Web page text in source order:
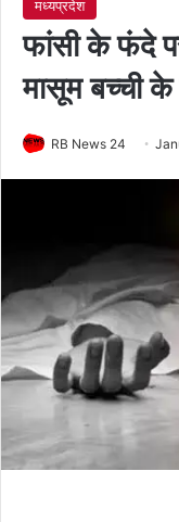
मध्यप्रदेश
फांसी के फंदे
मासूम बच्ची
RB News 24